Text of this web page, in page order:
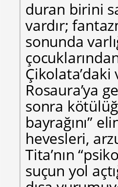
duran birini
vardır;
sonunda
Çikolata’daki
Rosaura’ya
sonra
bayrağını”
hevesleri,
Tita’nın
suçun yol